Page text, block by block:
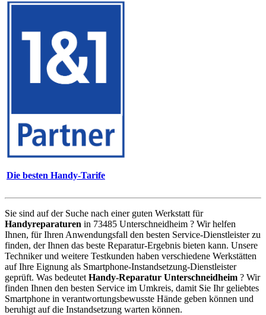
Die besten Handy-Tarife
Sie sind auf der Suche nach einer guten Werkstatt für
Handyreparaturen in 73485 Unterschneidheim ? Wir helfen
Ihnen, für Ihren Anwendungsfall den besten Service-Dienstleister zu
finden, der Ihnen das beste Reparatur-Ergebnis bieten kann. Unsere
Techniker und weitere Testkunden haben verschiedene Werkstätten
auf Ihre Eignung als Smartphone-Instandsetzung-Dienstleister
geprüft. Was bedeutet Handy-Reparatur Unterschneidheim ? Wir
finden Ihnen den besten Service im Umkreis, damit Sie Ihr geliebtes
Smartphone in verantwortungsbewusste Hände geben können und
beruhigt auf die Instandsetzung warten können.